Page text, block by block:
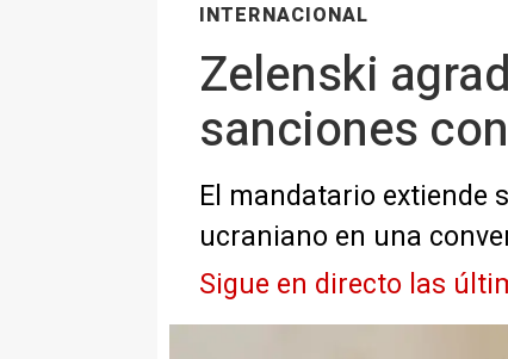
INTERNACIONAL
Zelenski
sanciones
El mandatario extiende
ucraniano en una
Sigue en directo las